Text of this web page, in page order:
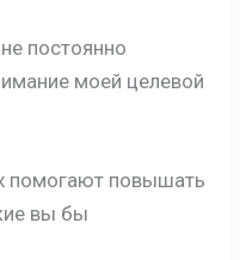
постоянно
моей целевой
помогают повышать
вы бы